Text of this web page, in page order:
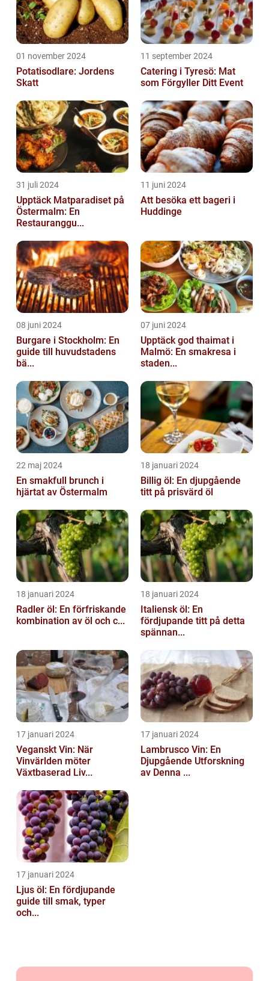
01 november 2024
Potatisodlare: Jordens
Skatt
11 september 2024
Catering i Tyresö: Mat
som Förgyller Ditt Event
31 juli 2024
Upptäck Matparadiset på
Östermalm: En
Restauranggu...
11 juni 2024
Att besöka ett bageri i
Huddinge
08 juni 2024
Burgare i Stockholm: En
guide till huvudstadens
bä...
07 juni 2024
Upptäck god thaimat i
Malmö: En smakresa i
staden...
22 maj 2024
En smakfull brunch i
hjärtat av Östermalm
18 januari 2024
Billig öl: En djupgående
titt på prisvärd öl
18 januari 2024
Radler öl: En förfriskande
kombination av öl och c...
18 januari 2024
Italiensk öl: En
fördjupande titt på detta
spännan...
17 januari 2024
Veganskt Vin: När
Vinvärlden möter
Växtbaserad Liv...
17 januari 2024
Lambrusco Vin: En
Djupgående Utforskning
av Denna ...
17 januari 2024
Ljus öl: En fördjupande
guide till smak, typer
och...